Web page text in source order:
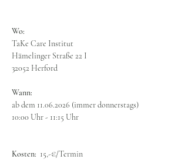
Wo:
TaKe Care Institut
Hämelinger Straße 22 I
32052 Herford
Wann:
ab dem 11.06.2026 (immer donnerstags)
10:00 Uhr - 11:15 Uhr
Kosten: 15,-€/Termin